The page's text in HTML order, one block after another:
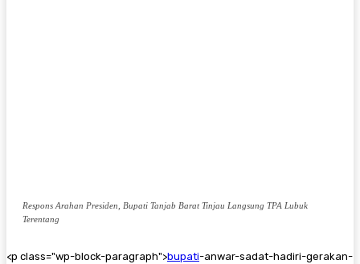
Respons Arahan Presiden, Bupati Tanjab Barat Tinjau Langsung TPA Lubuk
Terentang
<p class="wp-block-paragraph">bupati-anwar-sadat-hadiri-gerakan-